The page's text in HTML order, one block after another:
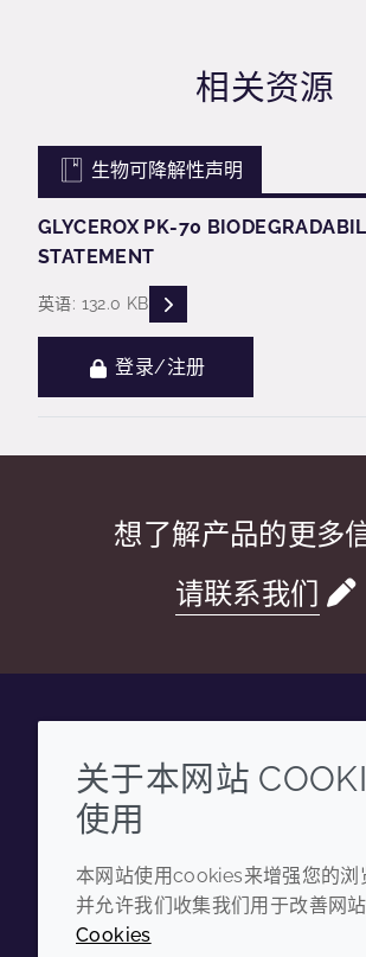
相关资源
生物可降解性声明
GLYCEROX PK-70
STATEMENT
英语: 132.0 KB READ DESCRIPTIONS
登录/注册
想了解产品的更多
请联系我们
WechatYouku Zhihu
企业
年度报告
可持续发展报告
条款
隐私
关于本网站
使用
本网站使用cookies来增强您的浏
并允许我们收集我们用于改善网站
Cookies